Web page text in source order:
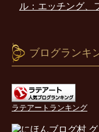
ル：エッチング、
ブログランキ
ラテアートランキング